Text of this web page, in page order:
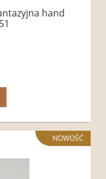
hand
NOWOŚĆ